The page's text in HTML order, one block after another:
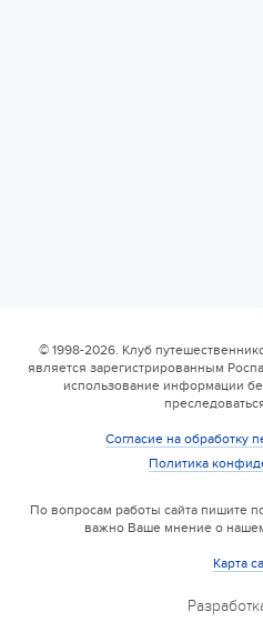
Валдайская Робинзонада.
17 августа 2026
© 1998-2026. Клуб
является зарегистрированным
использование информации
Согласие на обработку
Политика
По вопросам работы сайта пишите
важно Ваше мнение о нашем
Карта